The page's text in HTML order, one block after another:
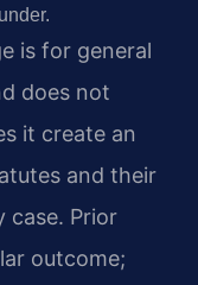
is for general
does not
it create an
and their
case. Prior
outcome;